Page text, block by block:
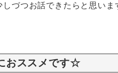
しづつお話できたらと思いま
おススメです☆